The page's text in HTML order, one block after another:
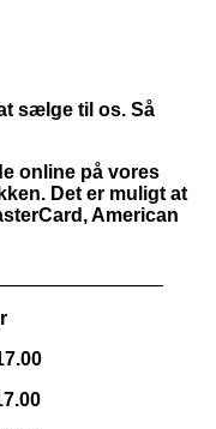
sælge til os. Så
online på vores
Det er muligt at
American